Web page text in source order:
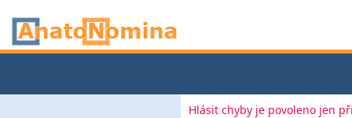
Hlásit chyby je povoleno jen